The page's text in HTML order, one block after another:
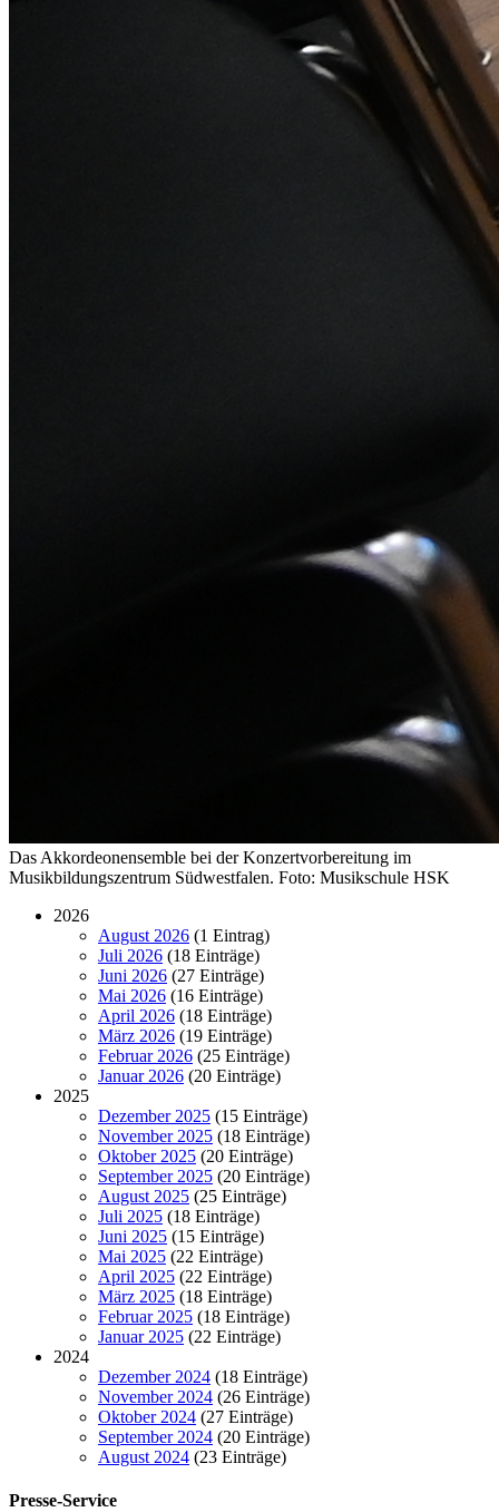
Das Akkordeonensemble bei der Konzertvorbereitung im
Musikbildungszentrum Südwestfalen. Foto: Musikschule HSK
2026
August 2026 (1 Eintrag)
Juli 2026 (18 Einträge)
Juni 2026 (27 Einträge)
Mai 2026 (16 Einträge)
April 2026 (18 Einträge)
März 2026 (19 Einträge)
Februar 2026 (25 Einträge)
Januar 2026 (20 Einträge)
2025
Dezember 2025 (15 Einträge)
November 2025 (18 Einträge)
Oktober 2025 (20 Einträge)
September 2025 (20 Einträge)
August 2025 (25 Einträge)
Juli 2025 (18 Einträge)
Juni 2025 (15 Einträge)
Mai 2025 (22 Einträge)
April 2025 (22 Einträge)
März 2025 (18 Einträge)
Februar 2025 (18 Einträge)
Januar 2025 (22 Einträge)
2024
Dezember 2024 (18 Einträge)
November 2024 (26 Einträge)
Oktober 2024 (27 Einträge)
September 2024 (20 Einträge)
August 2024 (23 Einträge)
Presse-Service